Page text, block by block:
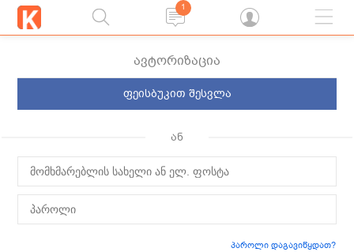
1
ავტორიზაცია
ფეისბუკით შესვლა
ან
პაროლი დაგავიწყდათ?